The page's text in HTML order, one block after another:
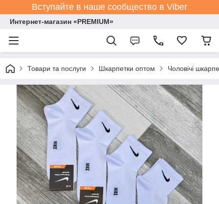
Вступайте в наше сообщество в Viber
Интернет-магазин «PREMIUM»
Товари та послуги Шкарпетки оптом Чоловічі